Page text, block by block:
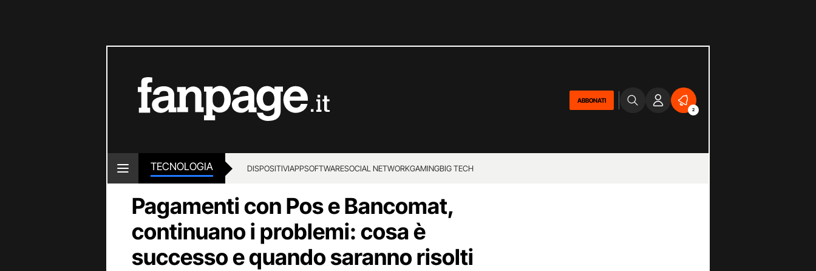
ABBONATI
2
TECNOLOGIA DISPOSITIVIAPPSOFTWARESOCIAL NETWORKGAMINGBIG TECH
Pagamenti con Pos e Bancomat,
continuano i problemi: cosa è
successo e quando saranno risolti